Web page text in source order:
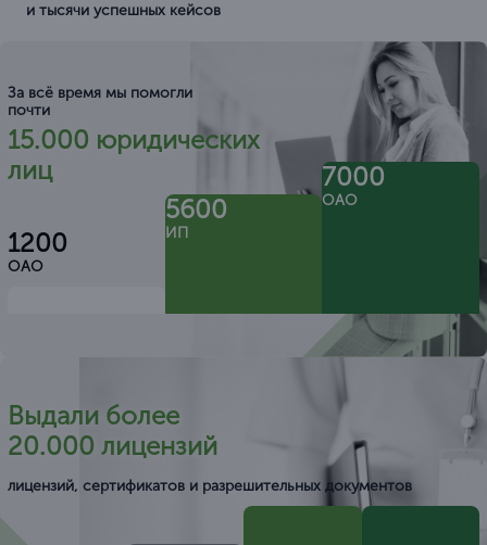
и тысячи успешных кейсов
За всё время мы помогли
почти
15.000 юридических
лиц
1200
ОАО
5600
ИП
7000
ОАО
Выдали более
20.000 лицензий
лицензий, сертификатов и разрешительных документов